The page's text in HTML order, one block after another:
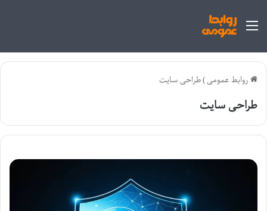
منو
روابط عمومی)طراحی سایت
طراحی سایت